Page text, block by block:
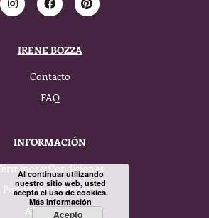
IRENE BOZZA
Contacto
FAQ
INFORMACIÓN
y Condiciones
Política de Privacidad
Aviso Legal
Al continuar utilizando
nuestro sitio web, usted
acepta el uso de cookies.
Más información
Acepto